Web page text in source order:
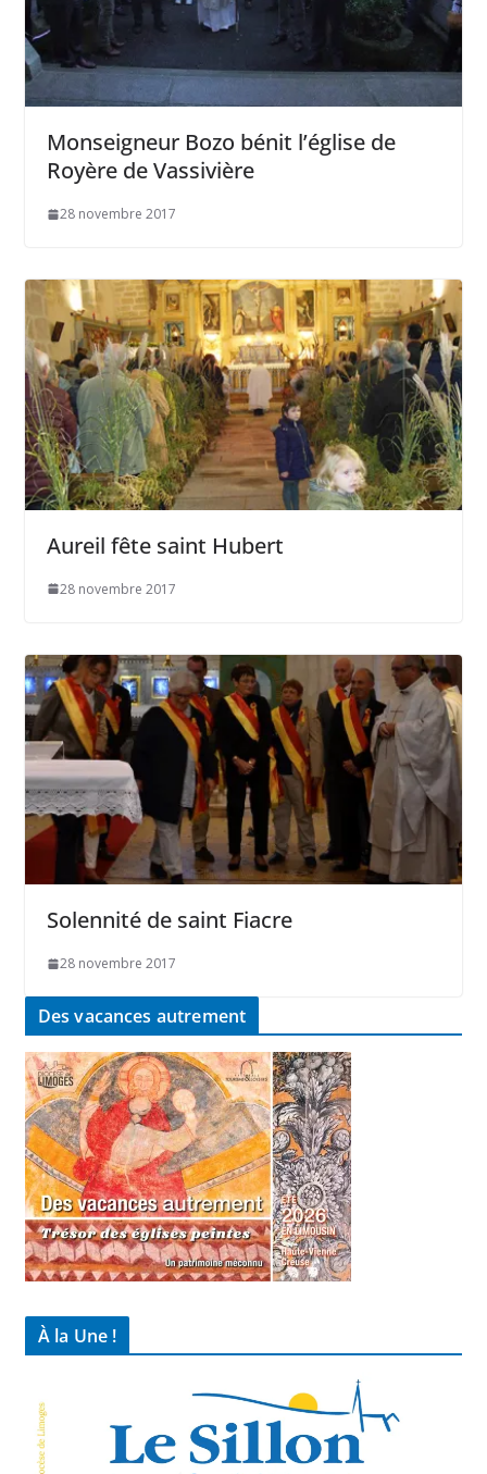
Monseigneur Bozo bénit l’église de
Royère de Vassivière
28 novembre 2017
Aureil fête saint Hubert
28 novembre 2017
Solennité de saint Fiacre
28 novembre 2017
Des vacances autrement
À la Une !